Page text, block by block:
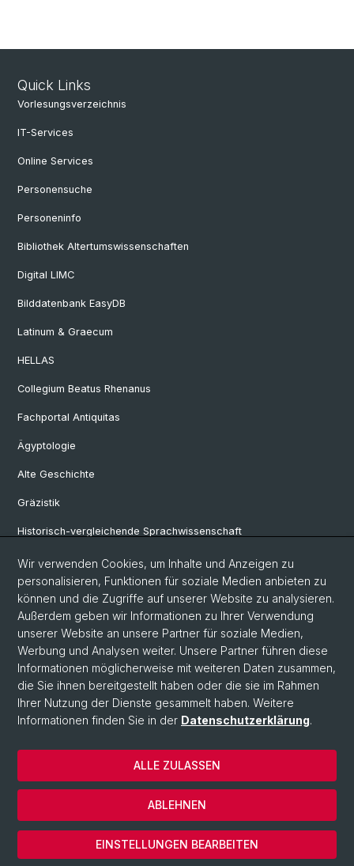
Quick Links
Vorlesungsverzeichnis
IT-Services
Online Services
Personensuche
Personeninfo
Bibliothek Altertumswissenschaften
Digital LIMC
Bilddatenbank EasyDB
Latinum & Graecum
HELLAS
Collegium Beatus Rhenanus
Fachportal Antiquitas
Ägyptologie
Alte Geschichte
Gräzistik
Historisch-vergleichende Sprachwissenschaft
Klassische Archäologie
Latinistik
Ur- und Frühgeschichtliche und Provinzialrömische Archäologie
Vindonissa-Professur
© Universität Basel
Philosophisch-Historische Fakultät
Home
Datenschutzerklärung
Wir verwenden Cookies, um Inhalte und Anzeigen zu
personalisieren, Funktionen für soziale Medien anbieten zu
können und die Zugriffe auf unserer Website zu analysieren.
Außerdem geben wir Informationen zu Ihrer Verwendung
unserer Website an unsere Partner für soziale Medien,
Werbung und Analysen weiter. Unsere Partner führen diese
Informationen möglicherweise mit weiteren Daten zusammen,
die Sie ihnen bereitgestellt haben oder die sie im Rahmen
Ihrer Nutzung der Dienste gesammelt haben. Weitere
Informationen finden Sie in der Datenschutzerklärung.
EINSTELLUNGEN BEARBEITEN
ABLEHNEN
ALLE ZULASSEN